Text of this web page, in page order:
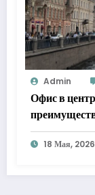
Admin
Офис в
18 Мая, 2026